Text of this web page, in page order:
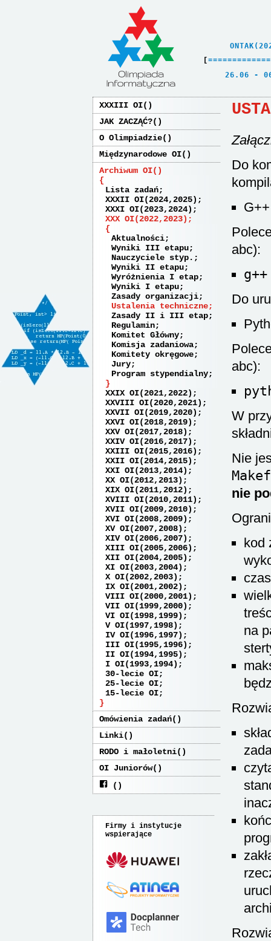
[ =============
26.06
XXXIII OI
JAK ZACZĄĆ?
O Olimpiadzie
Międzynarodowe OI
Archiwum OI
Lista zadań
XXXII OI(2024,2025)
XXXI OI(2023,2024)
XXX OI(2022,2023)
Aktualności
Wyniki III etapu
Nauczyciele styp.
Wyniki II etapu
Wyróżnienia I etap
Wyniki I etapu
Zasady organizacji
Ustalenia techniczne
Zasady II i III etap
Regulamin
Komitet Główny
Komisja zadaniowa
Komitety okręgowe
Jury
Program stypendialny
XXIX OI(2021,2022)
XXVIII OI(2020,2021)
XXVII OI(2019,2020)
XXVI OI(2018,2019)
XXV OI(2017,2018)
XXIV OI(2016,2017)
XXIII OI(2015,2016)
XXII OI(2014,2015)
XXI OI(2013,2014)
XX OI(2012,2013)
XIX OI(2011,2012)
XVIII OI(2010,2011)
XVII OI(2009,2010)
XVI OI(2008,2009)
XV OI(2007,2008)
XIV OI(2006,2007)
XIII OI(2005,2006)
XII OI(2004,2005)
XI OI(2003,2004)
X OI(2002,2003)
IX OI(2001,2002)
VIII OI(2000,2001)
VII OI(1999,2000)
VI OI(1998,1999)
V OI(1997,1998)
IV OI(1996,1997)
III OI(1995,1996)
II OI(1994,1995)
I OI(1993,1994)
30-lecie OI
25-lecie OI
15-lecie OI
Omówienia zadań
Linki
RODO i małoletni
OI Juniorów
Firmy i instytucje
wspierające
Do
abc):
Do
abc):
W
Nie
nie
kod
na